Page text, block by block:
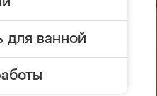
для ванной